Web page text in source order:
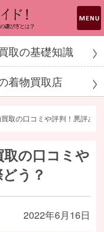
着物売るガイ
取の基礎知識
着物買取店
取の口コミや評判！悪評あ
取の口コミや
う？
2022年6月16日